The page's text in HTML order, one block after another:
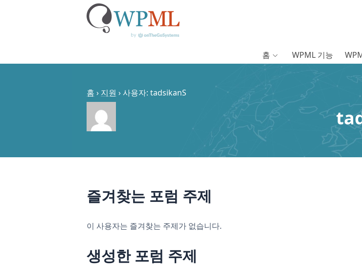
홈 WPML 기능
홈 › 지원 ›사용자: tadsikanS
즐겨찾는 포럼 주제
이 사용자는 즐겨찾는 주제가 없습니다.
생성한 포럼 주제